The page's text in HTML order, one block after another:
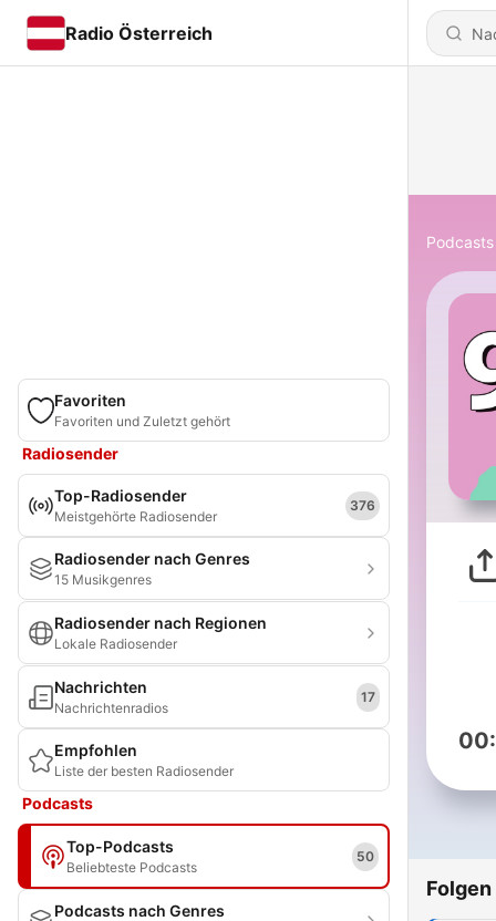
Radio Österreich
Favoriten
Favoriten und Zuletzt gehört
Radiosender
Top-Radiosender
Meistgehörte Radiosender
376
Radiosender nach Genres
15 Musikgenres
Radiosender nach Regionen
Lokale Radiosender
Nachrichten
Nachrichtenradios
17
Empfohlen
Liste der besten Radiosender
Podcasts
Top-Podcasts
Beliebteste Podcasts
50
Podcasts nach Genres
Podcasts
Folgen